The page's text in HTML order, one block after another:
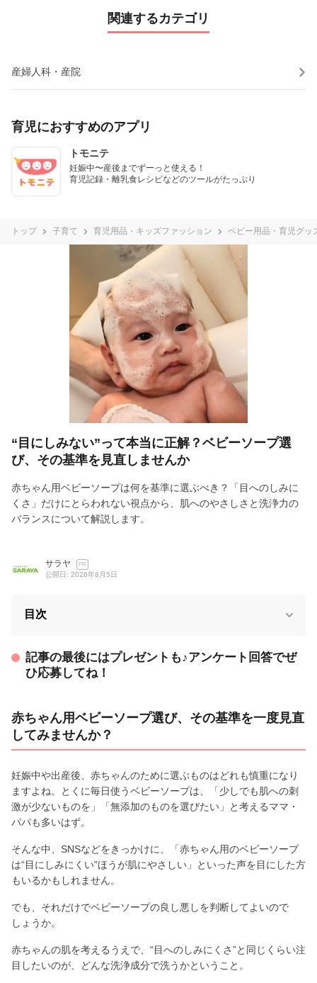
関連するカテゴリ
産婦人科・産院
育児におすすめのアプリ
トモニテ
妊娠中〜産後までずーっと使える！
育児記録・離乳食レシピなどのツールがたっぷり
トップ 子育て 育児用品・キッズファッション ベビー用品・育児グッ
“目にしみない”って本当に正解？ベビーソープ選
び、その基準を見直しませんか
赤ちゃん用ベビーソープは何を基準に選ぶべき？「目へのしみに
くさ」だけにとらわれない視点から、肌へのやさしさと洗浄力の
バランスについて解説します。
サラヤ PR
公開日: 2026年8月5日
目次
記事の最後にはプレゼントも♪アンケート回答でぜ
ひ応募してね！
赤ちゃん用ベビーソープ選び、その基準を一度見直
してみませんか？
妊娠中や出産後、赤ちゃんのために選ぶものはどれも慎重になり
ますよね。とくに毎日使うベビーソープは、「少しでも肌への刺
激が少ないものを」「無添加のものを選びたい」と考えるママ・
パパも多いはず。
そんな中、SNSなどをきっかけに、「赤ちゃん用のベビーソープ
は“目にしみにくい”ほうが肌にやさしい」といった声を目にした方
もいるかもしれません。
でも、それだけでベビーソープの良し悪しを判断してよいので
しょうか。
赤ちゃんの肌を考えるうえで、“目へのしみにくさ”と同じくらい注
目したいのが、どんな洗浄成分で洗うかということ。